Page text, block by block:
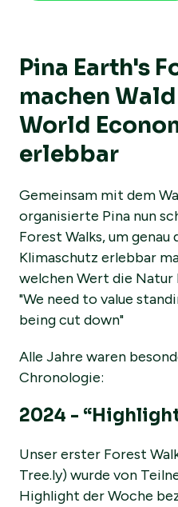
Pina Earth's
machen
World
erlebbar
Gemeinsam mit dem
organisierte Pina nun
Forest Walks, um genau
Klimaschutz erlebbar
welchen Wert die Natur
"We need to value
being cut down"
Alle Jahre waren
Chronologie:
2024 -
Unser erster Forest
Tree.ly) wurde von
Highlight der Woche